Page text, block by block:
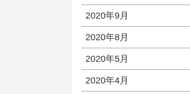
2020年9月
2020年8月
2020年5月
2020年4月